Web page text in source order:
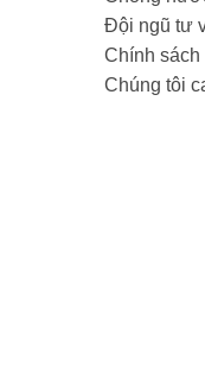
Đội ngũ tư
Chính sách
Chúng tôi